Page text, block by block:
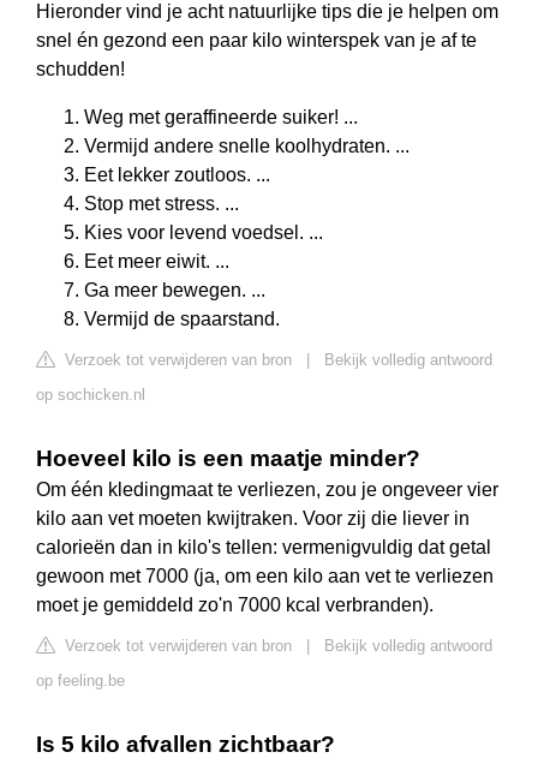
Hieronder vind je acht natuurlijke tips die je helpen om
snel én gezond een paar kilo winterspek van je af te
schudden!
Weg met geraffineerde suiker! ...
Vermijd andere snelle koolhydraten. ...
Eet lekker zoutloos. ...
Stop met stress. ...
Kies voor levend voedsel. ...
Eet meer eiwit. ...
Ga meer bewegen. ...
Vermijd de spaarstand.
Verzoek tot verwijderen van bron
Bekijk volledig antwoord
op sochicken.nl
Hoeveel kilo is een maatje minder?
Om één kledingmaat te verliezen, zou je ongeveer vier
kilo aan vet moeten kwijtraken. Voor zij die liever in
calorieën dan in kilo's tellen: vermenigvuldig dat getal
gewoon met 7000 (ja, om een kilo aan vet te verliezen
moet je gemiddeld zo'n 7000 kcal verbranden).
Verzoek tot verwijderen van bron
Bekijk volledig antwoord
op feeling.be
Is 5 kilo afvallen zichtbaar?